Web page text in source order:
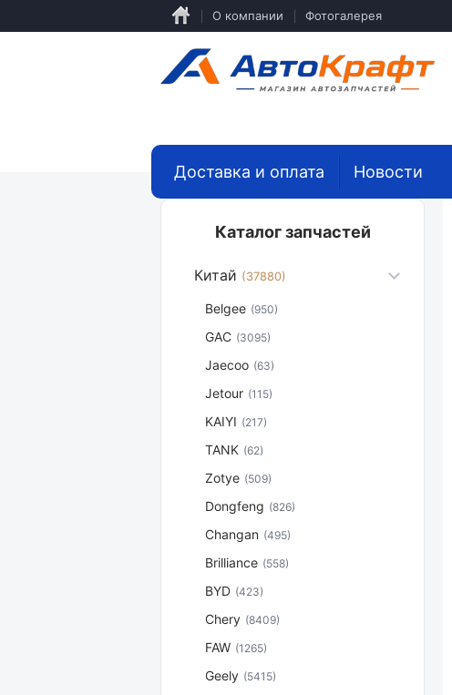
основному
О компании Фотогалерея
Доставка и оплата Новости
Каталог запчастей
Китай (37880)
Belgee (950)
GAC (3095)
Jaecoo (63)
Jetour (115)
KAIYI (217)
TANK (62)
Zotye (509)
Dongfeng (826)
Changan (495)
Brilliance (558)
BYD (423)
Chery (8409)
FAW (1265)
Geely (5415)